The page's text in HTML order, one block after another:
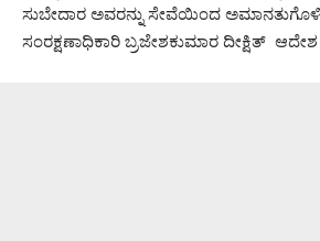
ಸುಬೇದಾರ ಅವರನ್ನು ಸೇವೆಯಿಂದ
ಸಂರಕ್ಷಣಾಧಿಕಾರಿ ಬ್ರಜೇಶಕುಮಾರ ದೀಕ್ಷಿತ್